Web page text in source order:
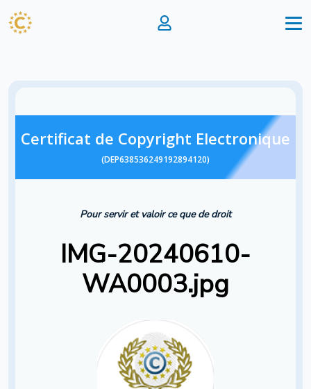
Certificat de Copyright Electronique
(DEP638536249192894120)
Pour servir et valoir ce que de droit
IMG-20240610-
WA0003.jpg